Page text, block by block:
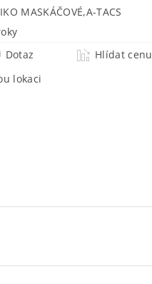
MASKÁČOVÉ,A-TACS
Dotaz
Hlídat cenu
lokaci